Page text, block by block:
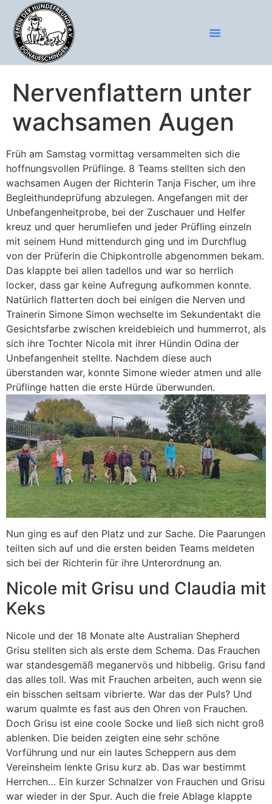
Nervenflattern unter
wachsamen Augen
Früh am Samstag vormittag versammelten sich die
hoffnungsvollen Prüflinge. 8 Teams stellten sich den
wachsamen Augen der Richterin Tanja Fischer, um ihre
Begleithundeprüfung abzulegen. Angefangen mit der
Unbefangenheitprobe, bei der Zuschauer und Helfer
kreuz und quer herumliefen und jeder Prüfling einzeln
mit seinem Hund mittendurch ging und im Durchflug
von der Prüferin die Chipkontrolle abgenommen bekam.
Das klappte bei allen tadellos und war so herrlich
locker, dass gar keine Aufregung aufkommen konnte.
Natürlich flatterten doch bei einigen die Nerven und
Trainerin Simone Simon wechselte im Sekundentakt die
Gesichtsfarbe zwischen kreidebleich und hummerrot, als
sich ihre Tochter Nicola mit ihrer Hündin Odina der
Unbefangenheit stellte. Nachdem diese auch
überstanden war, konnte Simone wieder atmen und alle
Prüflinge hatten die erste Hürde überwunden.
Nun ging es auf den Platz und zur Sache. Die Paarungen
teilten sich auf und die ersten beiden Teams meldeten
sich bei der Richterin für ihre Unterordnung an.
Nicole mit Grisu und Claudia mit
Keks
Nicole und der 18 Monate alte Australian Shepherd
Grisu stellten sich als erste dem Schema. Das Frauchen
war standesgemäß meganervös und hibbelig. Grisu fand
das alles toll. Was mit Frauchen arbeiten, auch wenn sie
ein bisschen seltsam vibrierte. War das der Puls? Und
warum qualmte es fast aus den Ohren von Frauchen.
Doch Grisu ist eine coole Socke und ließ sich nicht groß
ablenken. Die beiden zeigten eine sehr schöne
Vorführung und nur ein lautes Scheppern aus dem
Vereinsheim lenkte Grisu kurz ab. Das war bestimmt
Herrchen… Ein kurzer Schnalzer von Frauchen und Grisu
war wieder in der Spur. Auch die freie Ablage klappte